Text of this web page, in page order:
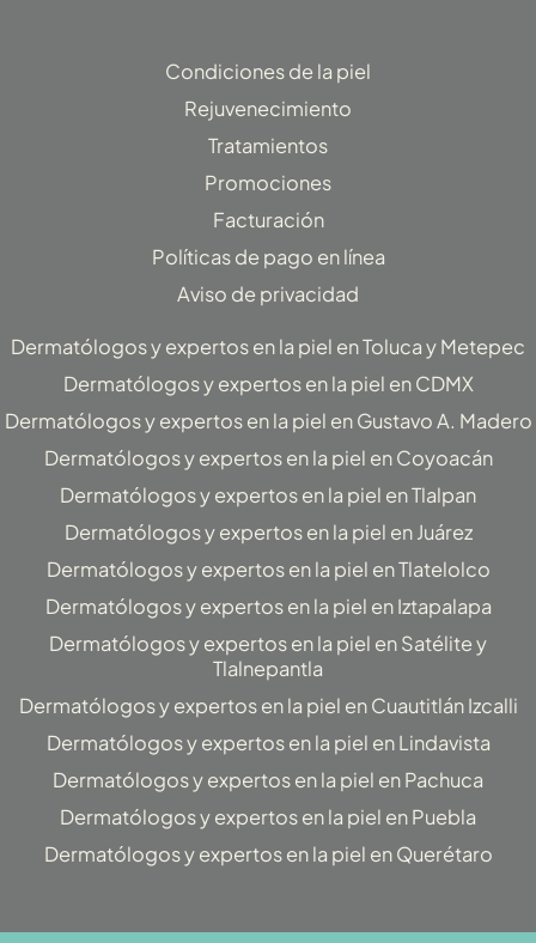
a
g
m
b
o
o
k
-
f
u
b
Condiciones de la piel
Rejuvenecimiento
Tratamientos
Promociones
Facturación
Políticas de pago en línea
Aviso de privacidad
Dermatólogos y expertos en la piel en Toluca y Metepec
Dermatólogos y expertos en la piel en CDMX
Dermatólogos y expertos en la piel en Gustavo A. Madero
Dermatólogos y expertos en la piel en Coyoacán
Dermatólogos y expertos en la piel en Tlalpan
Dermatólogos y expertos en la piel en Juárez
Dermatólogos y expertos en la piel en Tlatelolco
Dermatólogos y expertos en la piel en Iztapalapa
Dermatólogos y expertos en la piel en Satélite y
Tlalnepantla
Dermatólogos y expertos en la piel en Cuautitlán Izcalli
Dermatólogos y expertos en la piel en Lindavista
Dermatólogos y expertos en la piel en Pachuca
Dermatólogos y expertos en la piel en Puebla
Dermatólogos y expertos en la piel en Querétaro